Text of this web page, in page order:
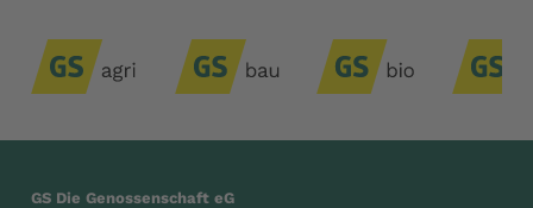
GS Die Genossenschaft eG